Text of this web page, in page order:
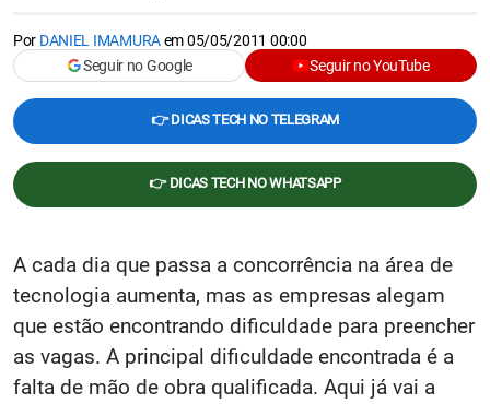
Por DANIEL IMAMURAem05/05/2011 00:00
Seguir no Google
Seguir no YouTube
👉 DICAS TECH NO TELEGRAM
👉 DICAS TECH NO WHATSAPP
A cada dia que passa a concorrência na área de
tecnologia aumenta, mas as empresas alegam
que estão encontrando dificuldade para preencher
as vagas. A principal dificuldade encontrada é a
falta de mão de obra qualificada. Aqui já vai a